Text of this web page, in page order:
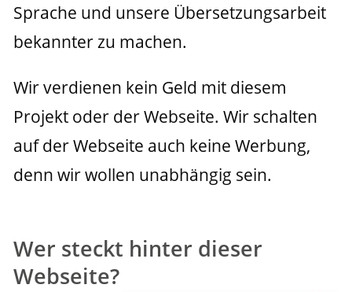
Sprache und unsere Übersetzungsarbeit
bekannter zu machen.
Wir verdienen kein Geld mit diesem
Projekt oder der Webseite. Wir schalten
auf der Webseite auch keine Werbung,
denn wir wollen unabhängig sein.
Wer steckt hinter dieser
Webseite?